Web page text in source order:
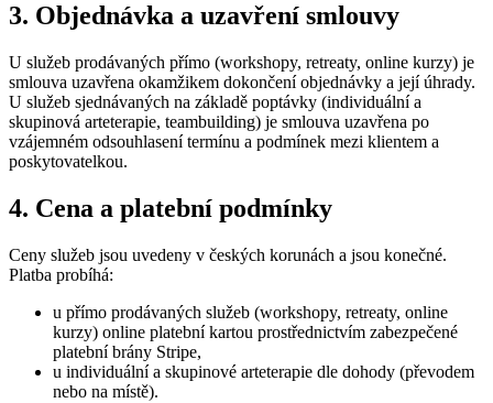
3. Objednávka a uzavření smlouvy
U služeb prodávaných přímo (workshopy, retreaty, online kurzy) je
smlouva uzavřena okamžikem dokončení objednávky a její úhrady.
U služeb sjednávaných na základě poptávky (individuální a
skupinová arteterapie, teambuilding) je smlouva uzavřena po
vzájemném odsouhlasení termínu a podmínek mezi klientem a
poskytovatelkou.
4. Cena a platební podmínky
Ceny služeb jsou uvedeny v českých korunách a jsou konečné.
Platba probíhá:
u přímo prodávaných služeb (workshopy, retreaty, online
kurzy) online platební kartou prostřednictvím zabezpečené
platební brány Stripe,
u individuální a skupinové arteterapie dle dohody (převodem
nebo na místě).